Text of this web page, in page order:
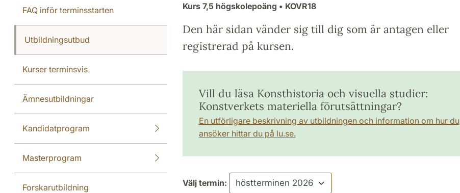
FAQ inför terminsstarten
Utbildningsutbud
Kurser terminsvis
Ämnesutbildningar
Kandidatprogram
Masterprogram
Forskarutbildning
Kurs 7,5 högskolepoäng • KOVR18
Den här sidan vänder sig till dig som är antagen eller
registrerad på kursen.
Vill du läsa Konsthistoria och visuella studier:
Konstverkets materiella förutsättningar?
En utförligare beskrivning av utbildningen och information om hur du
ansöker hittar du på lu.se.
Välj termin: